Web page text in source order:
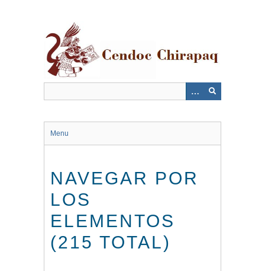
Menu
NAVEGAR POR
LOS
ELEMENTOS
(215 TOTAL)